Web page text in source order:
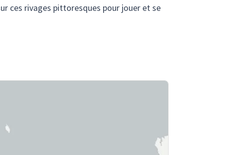
ces rivages pittoresques pour jouer et se